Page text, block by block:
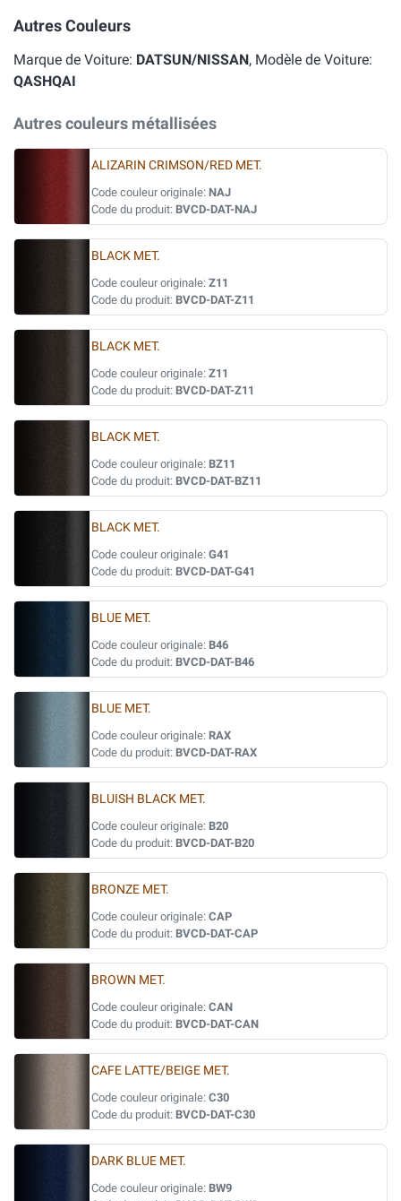
Autres Couleurs
Marque de Voiture: DATSUN/NISSAN, Modèle de Voiture:
QASHQAI
Autres couleurs métallisées
ALIZARIN CRIMSON/RED MET.
Code couleur originale: NAJ
Code du produit: BVCD-DAT-NAJ
BLACK MET.
Code couleur originale: Z11
Code du produit: BVCD-DAT-Z11
BLACK MET.
Code couleur originale: Z11
Code du produit: BVCD-DAT-Z11
BLACK MET.
Code couleur originale: BZ11
Code du produit: BVCD-DAT-BZ11
BLACK MET.
Code couleur originale: G41
Code du produit: BVCD-DAT-G41
BLUE MET.
Code couleur originale: B46
Code du produit: BVCD-DAT-B46
BLUE MET.
Code couleur originale: RAX
Code du produit: BVCD-DAT-RAX
BLUISH BLACK MET.
Code couleur originale: B20
Code du produit: BVCD-DAT-B20
BRONZE MET.
Code couleur originale: CAP
Code du produit: BVCD-DAT-CAP
BROWN MET.
Code couleur originale: CAN
Code du produit: BVCD-DAT-CAN
CAFE LATTE/BEIGE MET.
Code couleur originale: C30
Code du produit: BVCD-DAT-C30
DARK BLUE MET.
Code couleur originale: BW9